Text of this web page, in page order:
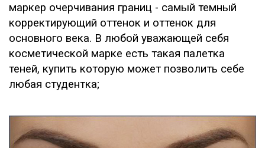
маркер очерчивания границ - самый темный
корректирующий оттенок и оттенок для
основного века. В любой уважающей себя
косметической марке есть такая палетка
теней, купить которую может позволить себе
любая студентка;